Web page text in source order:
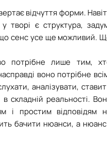
відчуття форми.
творі є структура,
що сенс усе ще можливий.
потрібне лише тим,
воно потрібне
аналізувати,
складній реальності.
і простим відповідям
бачити нюанси, а